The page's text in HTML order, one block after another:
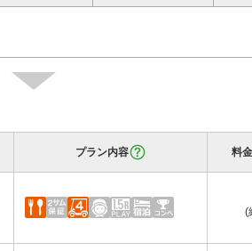
プラン内容 料
(